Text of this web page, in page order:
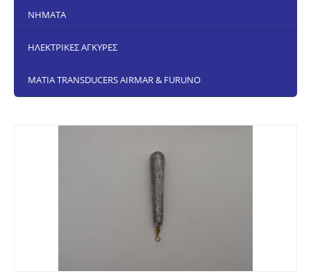
ΝΗΜΑΤΑ
ΗΛΕΚΤΡΙΚΕΣ ΑΓΚΥΡΕΣ
ΜΑΤΙΑ TRANSDUCERS AIRMAR & FURUNO